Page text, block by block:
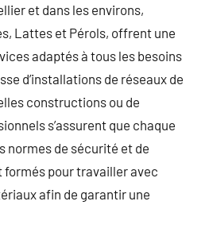
et dans les environs,
Lattes et Pérols, offrent une
adaptés à tous les besoins
d’installations de réseaux de
constructions ou de
s’assurent que chaque
normes de sécurité et de
formés pour travailler avec
afin de garantir une